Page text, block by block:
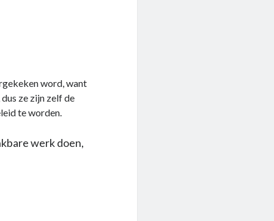
word, want
ze zijn zelf de
te worden.
werk doen,